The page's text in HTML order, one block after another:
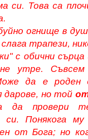
си. Това са
огнище в
трапези,
с обични
утре.
да е
дарове, но той
да провери
си. Понякога
от Бога; но